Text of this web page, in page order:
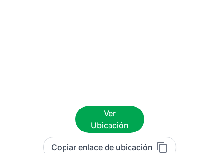
Ver
Ubicación
Copiar enlace de ubicación